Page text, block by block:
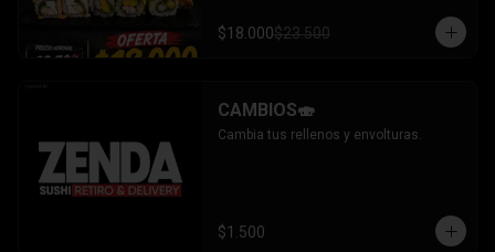
wantan.
-kanikama, palta envuelto en sesamo.
gratinado.
+ 2 arrollado primavera.
$18.000$23.500
CAMBIOS🍣
Cambia tus rellenos y envolturas.
$1.500